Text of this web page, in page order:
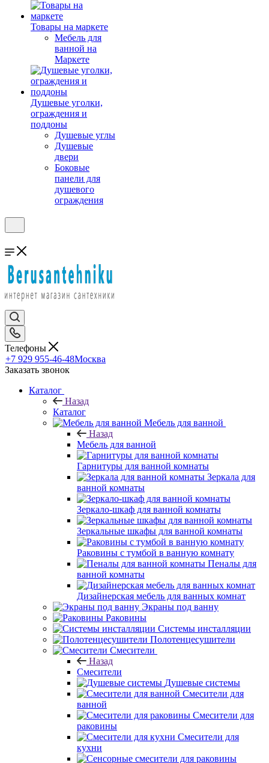
Товары на маркете
Мебель для
ванной на
Маркете
Душевые уголки,
ограждения и
поддоны
Душевые углы
Душевые
двери
Боковые
панели для
душевого
ограждения
Телефоны
+7 929 955-46-48Москва
Заказать звонок
Каталог
Назад
Каталог
Мебель для ванной
Назад
Мебель для ванной
Гарнитуры для ванной комнаты
Зеркала для
ванной комнаты
Зеркало-шкаф для ванной комнаты
Зеркальные шкафы для ванной комнаты
Раковины с тумбой в ванную комнату
Пеналы для
ванной комнаты
Дизайнерская мебель для ванных комнат
Экраны под ванну
Раковины
Системы инсталляции
Полотенцесушители
Смесители
Назад
Смесители
Душевые системы
Смесители для
ванной
Смесители для
раковины
Смесители для
кухни